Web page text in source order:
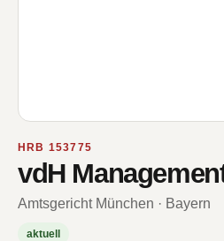
HRB 153775
vdH
Amtsgericht München · Bayern
aktuell